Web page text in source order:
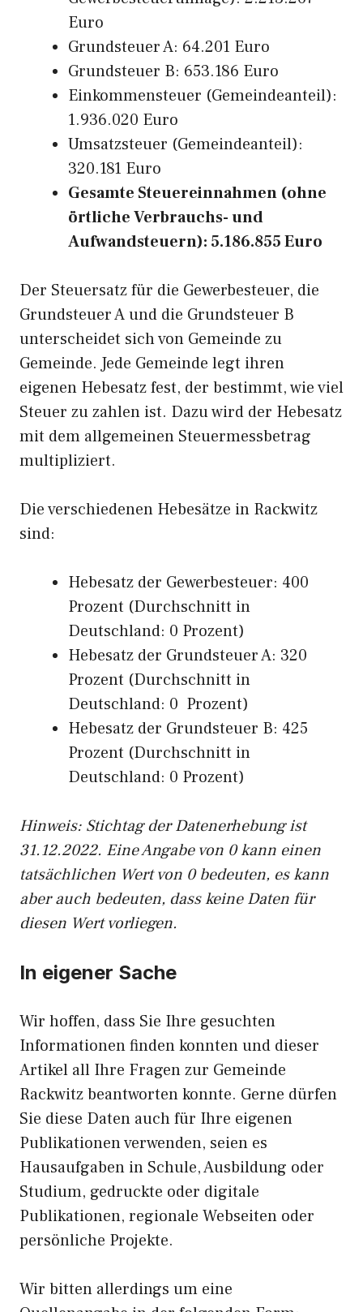
Euro
Grundsteuer A: 64.201 Euro
Grundsteuer B: 653.186 Euro
Einkommensteuer (Gemeindeanteil):
1.936.020 Euro
Umsatzsteuer (Gemeindeanteil):
320.181 Euro
Gesamte Steuereinnahmen (ohne
örtliche Verbrauchs- und
Aufwandsteuern): 5.186.855 Euro
Der Steuersatz für die Gewerbesteuer, die
Grundsteuer A und die Grundsteuer B
unterscheidet sich von Gemeinde zu
Gemeinde. Jede Gemeinde legt ihren
eigenen Hebesatz fest, der bestimmt, wie viel
Steuer zu zahlen ist. Dazu wird der Hebesatz
mit dem allgemeinen Steuermessbetrag
multipliziert.
Die verschiedenen Hebesätze in Rackwitz
sind:
Hebesatz der Gewerbesteuer: 400
Prozent (Durchschnitt in
Deutschland: 0 Prozent)
Hebesatz der Grundsteuer A: 320
Prozent (Durchschnitt in
Deutschland: 0 Prozent)
Hebesatz der Grundsteuer B: 425
Prozent (Durchschnitt in
Deutschland: 0 Prozent)
Hinweis: Stichtag der Datenerhebung ist
31.12.2022. Eine Angabe von 0 kann einen
tatsächlichen Wert von 0 bedeuten, es kann
aber auch bedeuten, dass keine Daten für
diesen Wert vorliegen.
In eigener Sache
Wir hoffen, dass Sie Ihre gesuchten
Informationen finden konnten und dieser
Artikel all Ihre Fragen zur Gemeinde
Rackwitz beantworten konnte. Gerne dürfen
Sie diese Daten auch für Ihre eigenen
Publikationen verwenden, seien es
Hausaufgaben in Schule, Ausbildung oder
Studium, gedruckte oder digitale
Publikationen, regionale Webseiten oder
persönliche Projekte.
Wir bitten allerdings um eine